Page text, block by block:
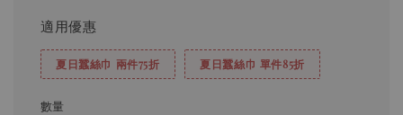
適用優惠
夏日蠶絲巾 兩件75折 夏日蠶絲巾 單件85折
數量